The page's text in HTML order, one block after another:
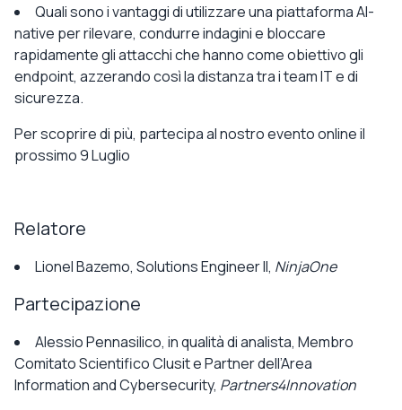
Quali sonoi vantaggi di utilizzare una piattaforma AI-
native per rilevare, condurre indagini e bloccare
rapidamente gli attacchi che hanno come obiettivo gli
endpoint, azzerando così la distanza tra i team IT e di
sicurezza.
Per scoprire di più, partecipa al nostro evento online il
prossimo 9 Luglio
Relatore
Lionel Bazemo, SolutionsEngineerII, NinjaOne
Partecipazione
Alessio Pennasilico, in qualità di analista, Membro
Comitato ScientificoClusite Partner dell’Area
Information and Cybersecurity, Partners4Innovation